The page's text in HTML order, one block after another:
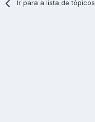
Ir para a lista de tópicos